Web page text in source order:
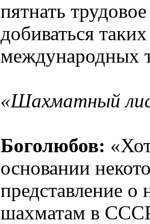
пятнать
добиваться
международных
«Шахматный
Боголюбов:
основании
представление о
шахматам в